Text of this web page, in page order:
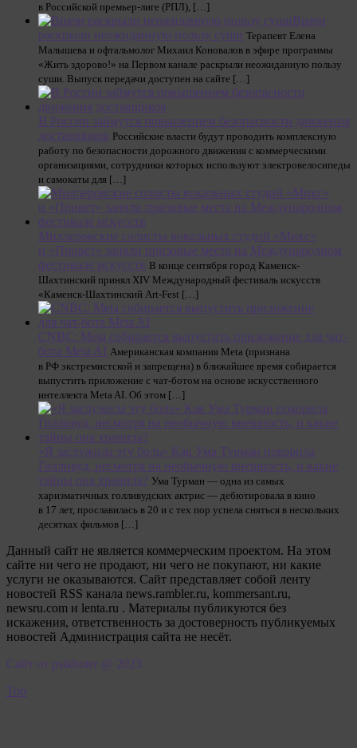
в Российской премьер-лиге (РПЛ), […]
Врачи
раскрыли неожиданную пользу суши Терапевт Елена
Малышева и офтальмолог Михаил Коновалов в эфире программы
«Жить здорово!» на Первом канале раскрыли неожиданную пользу
суши. Выпуск передачи доступен на сайте […]
В России займутся повышением безопасности движения
доставщиков Российские власти будут проводить комплексную
работу по безопасности дорожного движения с коммерческими
организациями, сотрудники которых используют электровелосипеды
и самокаты для […]
Миллеровские солисты вокальных студий «Микс»
и «Привет» заняли призовые места на Международном
фестивале искусств В конце сентября город Каменск-
Шахтинский принял XIV Международный фестиваль искусств
«Каменск-Шахтинский Art-Fest […]
CNBC: Meta собирается выпустить приложение для чат-
бота Meta AI Американская компания Meta (признана
в РФ экстремистской и запрещена) в ближайшее время собирается
выпустить приложение с чат-ботом на основе искусственного
интеллекта Meta AI. Об этом […]
«Я заслужила эту боль» Как Ума Турман покорила
Голливуд, несмотря на необычную внешность, и какие
тайны она хранила? Ума Турман — одна из самых
харизматичных голливудских актрис — дебютировала в кино
в 17 лет, прославилась в 20 и с тех пор успела сняться в нескольких
десятках фильмов […]
Данный сайт не является коммерческим проектом. На этом
сайте ни чего не продают, ни чего не покупают, ни какие
услуги не оказываются. Сайт представляет собой ленту
новостей RSS канала news.rambler.ru, kommersant.ru,
newsru.com и lenta.ru . Материалы публикуются без
искажения, ответственность за достоверность публикуемых
новостей Администрация сайта не несёт.
Сайт от psikhoter @ 2023
Top